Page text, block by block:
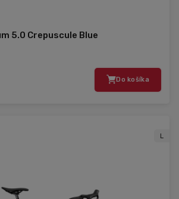
5.0 Crepuscule Blue
Do košíka
L